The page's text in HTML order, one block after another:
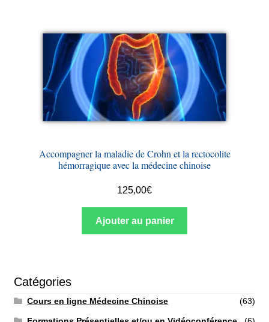
Accompagner la maladie de Crohn et la rectocolite
hémorragique avec la médecine chinoise
125,00€
Ajouter au panier
Catégories
Cours en ligne Médecine Chinoise (63)